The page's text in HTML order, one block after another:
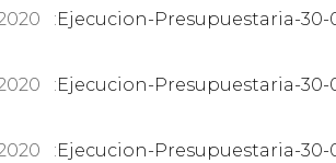
:Ejecucion-Presupuestaria-30-
:Ejecucion-Presupuestaria-30-
:Ejecucion-Presupuestaria-30-